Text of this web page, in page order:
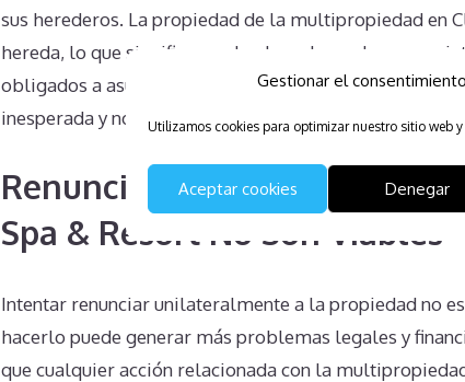
Gestionar el
Utilizamos cookies para optimizar nuestro sitio web
Aceptar cookies Denegar
sus herederos. La propiedad de la multipropiedad en
hereda, lo que significa que los herederos de un
obligados a asumir las obligaciones financieras y
inesperada y no deseada.
Renuncias Unilaterales en
Spa & Resort No Son Viables
Intentar renunciar unilateralmente a la propiedad no
hacerlo puede generar más problemas legales y
que cualquier acción relacionada con la